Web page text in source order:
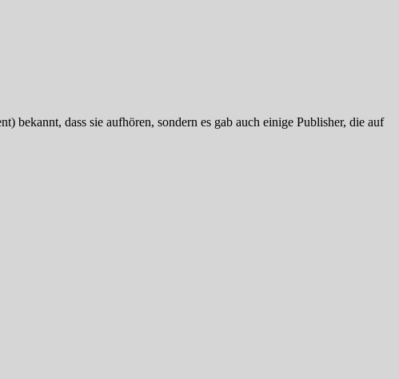
dass sie aufhören, sondern es gab auch einige Publisher, die auf